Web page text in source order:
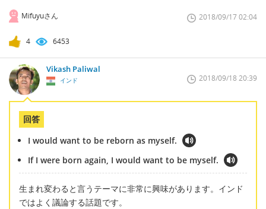
Mifuyuさん 2018/09/17 02:04
4 6453
Vikash Paliwal
インド 2018/09/18 20:39
回答
I would want to be reborn as myself.
If I were born again, I would want to be myself.
生まれ変わると言うテーマに非常に興味があります。インド
ではよく議論する話題です。